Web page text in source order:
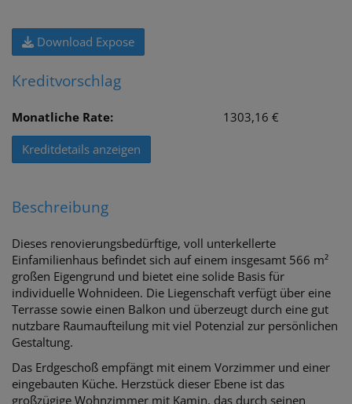
Download Expose
Kreditvorschlag
Monatliche Rate: 1303,16 €
Kreditdetails anzeigen
Beschreibung
Dieses renovierungsbedürftige, voll unterkellerte
Einfamilienhaus befindet sich auf einem insgesamt 566 m²
großen Eigengrund und bietet eine solide Basis für
individuelle Wohnideen. Die Liegenschaft verfügt über eine
Terrasse sowie einen Balkon und überzeugt durch eine gut
nutzbare Raumaufteilung mit viel Potenzial zur persönlichen
Gestaltung.
Das Erdgeschoß empfängt mit einem Vorzimmer und einer
eingebauten Küche. Herzstück dieser Ebene ist das
großzügige Wohnzimmer mit Kamin, das durch seinen